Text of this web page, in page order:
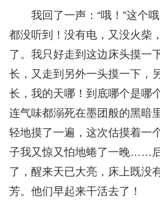
我回了一声：“哦！”这个
都没听到！没有电，又没火柴
了。我只好走到这边床头摸一
长，又走到另外一头摸一下，
长，我的天哪！到底哪个是哪
连气味都溺死在墨团般的黑暗
轻地摸了一遍，这次估摸着一
子我又惊又怕地蜷了一晚……
了，醒来天已大亮，床上既没
芳。他们早起来干活去了！